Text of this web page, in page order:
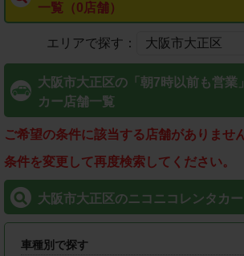
一覧（0店舗）
エリアで探す：
大阪市大正区の「朝7時以前も営業
カー店舗一覧
ご希望の条件に該当する店舗がありません
条件を変更して再度検索してください。
大阪市大正区のニコニコレンタカ
車種別で探す